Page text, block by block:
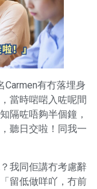
Carmen有冇落埋身
當時啱啱入咗呢間
隔咗唔夠半個鐘，
聽日交啦！同我一
我同佢講冇考慮辭
留低做咩吖，冇前